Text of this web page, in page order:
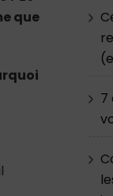
que
7